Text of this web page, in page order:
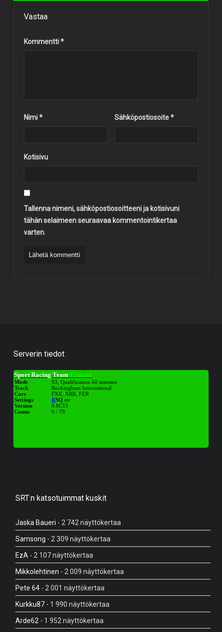
Vastaa
Kommentti*
Nimi* Sähköpostiosoite*
Kotisivu
Tallenna nimeni, sähköpostiosoitteeni ja kotisivuni
tähän selaimeen seuraavaa kommentointikertaa
varten.
Serverin tiedot
SRT:n katsotuimmat kuskit
Jaska Baueri - 2 742 näyttökertaa
Samsong - 2 309 näyttökertaa
EzA - 2 107 näyttökertaa
Mikkolehtinen - 2 009 näyttökertaa
Pete 64- 2 001 näyttökertaa
Kurkku87- 1 990 näyttökertaa
Arde62 - 1 952 näyttökertaa